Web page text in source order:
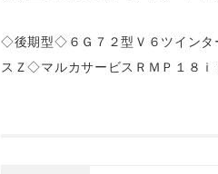
◇後期型◇６Ｇ７２型Ｖ６ツインタ
スＺ◇マルカサービスＲＭＰ１８